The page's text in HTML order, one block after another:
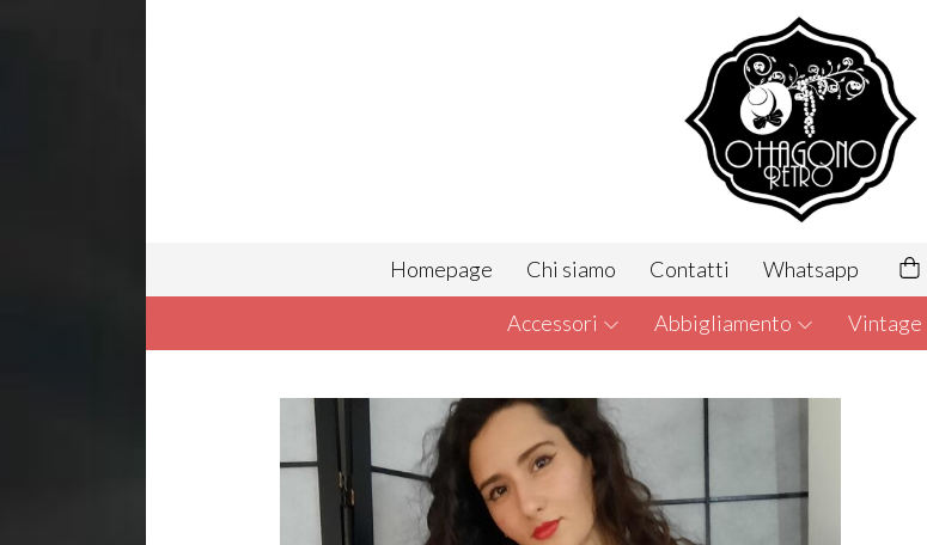
Homepage Chi siamo Contatti Whatsapp
Accessori Abbigliamento Vintage